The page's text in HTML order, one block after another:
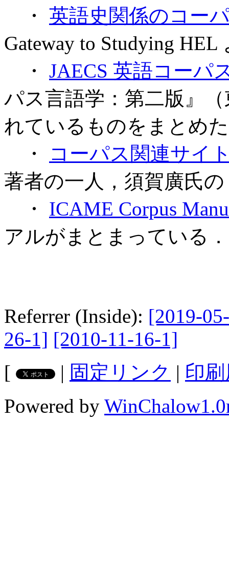
・ 英語史関係のコー
Gateway to Studying HEL
・ JAECS 英語コーパ
パス言語学：第二版』
れているものをまとめ
・
コーパス関連サイ
著者の一人，須賀廣氏
・ ICAME Corpus
アルがまとまっている．
Referrer (Inside): [2019-
26-1] [2010-11-16-1]
[
| 固定リンク | 印
Powered by